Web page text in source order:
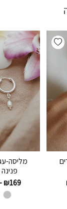
Add wishlist
מליסה-
₪169